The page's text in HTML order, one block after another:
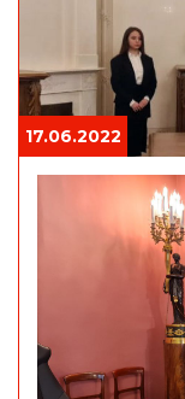
17.06.2022